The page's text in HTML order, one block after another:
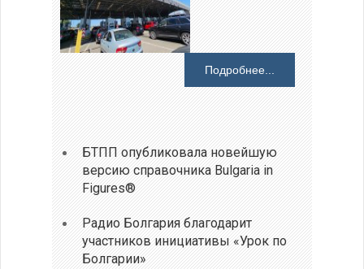
Подробнее...
БТПП опубликовала новейшую
версию справочника Bulgaria in
Figures®
Радио Болгария благодарит
участников инициативы «Урок по
Болгарии»